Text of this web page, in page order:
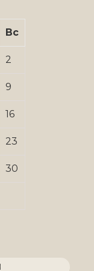
Вс
2
9
16
23
30